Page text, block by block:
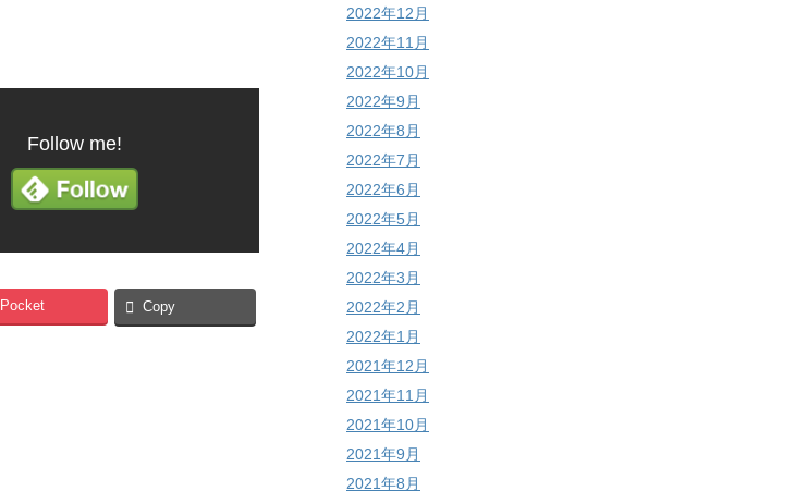
Follow me!
Pocket Copy
2022年12月
2022年11月
2022年10月
2022年9月
2022年8月
2022年7月
2022年6月
2022年5月
2022年4月
2022年3月
2022年2月
2022年1月
2021年12月
2021年11月
2021年10月
2021年9月
2021年8月